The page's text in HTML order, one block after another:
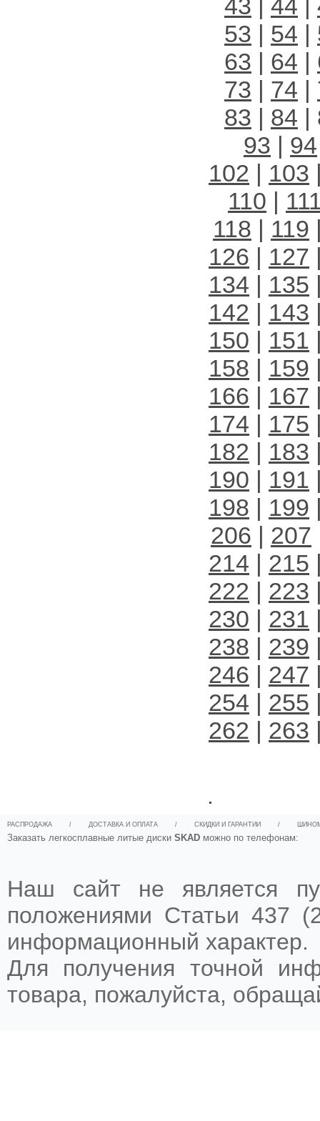
43 44
53 | 54 |
63 | 64 |
73 | 74 |
83 | 84 |
93 | 94
102 | 103
110 |
118 | 119
126 | 127
134 | 135
142 | 143
150 | 151
158 | 159
166 | 167
174 | 175
182 | 183
190 | 191
198 | 199
206 | 207
214 | 215
222 | 223
230 | 231
238 | 239
246 | 247
254 | 255
262 | 263
.
РАСПРОДАЖА / ДОСТАВКА И ОПЛАТА / СКИДКИ И ГАРАНТИИ /
Заказать легкосплавные литые диски SKAD можно по телефонам:
Наш сайт не является
положениями Статьи 437
информационный характер.
Для получения точной
товара, пожалуйста,